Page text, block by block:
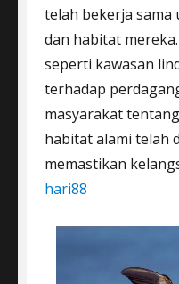
telah bekerja
dan habitat
seperti kawasan
terhadap
masyarakat
habitat alami telah
memastikan
hari88